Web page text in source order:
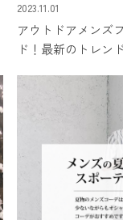
2023.11.01
アウトドアメンズ
ド！最新のトレン